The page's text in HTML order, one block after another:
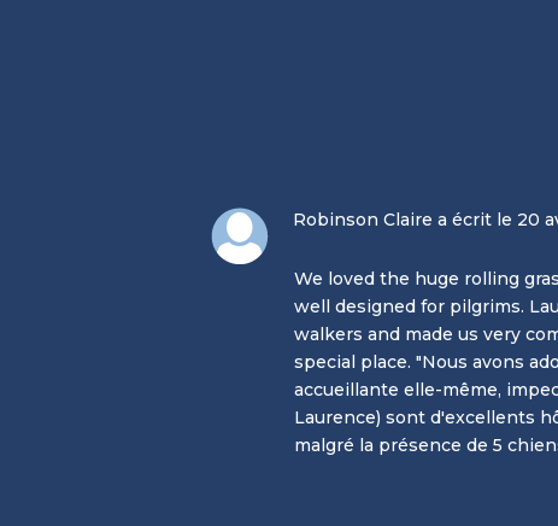
Robinson Claire a écrit le 20
We loved the huge rolling
well designed for pilgrims.
walkers and made us very
special place. "Nous avons
accueillante elle-même,
Laurence) sont d'excellents
malgré la présence de 5